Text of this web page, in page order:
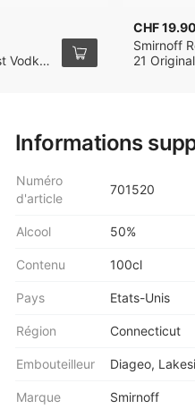
Informations
Numéro
d'article
701520
Alcool 50%
Contenu 100cl
Pays Etats-Unis
Région Connecticut
Embouteilleur Diageo,
Marque Smirnoff
Vodka
CHF 19.90
Smirnoff
21